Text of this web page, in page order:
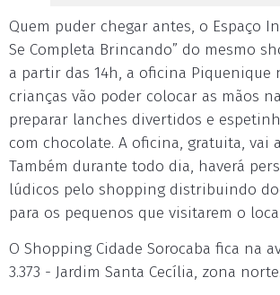
Quem puder chegar antes, o Espaço
Se Completa Brincando” do mesmo
a partir das 14h, a oficina Piquenique
crianças vão poder colocar as mãos
preparar lanches divertidos e
com chocolate. A oficina, gratuita, vai
Também durante todo dia, haverá
lúdicos pelo shopping distribuindo
para os pequenos que visitarem o
O Shopping Cidade Sorocaba fica na
3.373 - Jardim Santa Cecília, zona norte.